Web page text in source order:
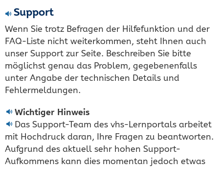
Support
Wenn Sie trotz Befragen der Hilfefunktion und der
FAQ-Liste nicht weiterkommen, steht Ihnen auch
unser Support zur Seite. Beschreiben Sie bitte
möglichst genau das Problem, gegebenenfalls
unter Angabe der technischen Details und
Fehlermeldungen.
Wichtiger Hinweis
Das Support-Team des vhs-Lernportals arbeitet
mit Hochdruck daran, Ihre Fragen zu beantworten.
Aufgrund des aktuell sehr hohen Support-
Aufkommens kann dies momentan jedoch etwas